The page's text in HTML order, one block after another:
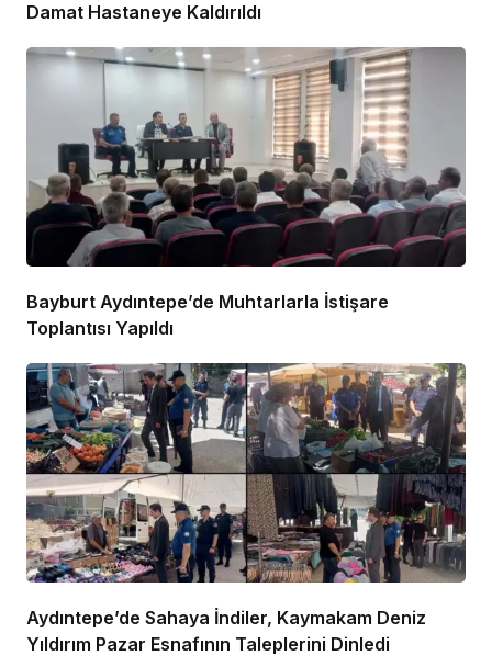
Damat Hastaneye Kaldırıldı
Bayburt Aydıntepe’de Muhtarlarla İstişare
Toplantısı Yapıldı
Aydıntepe’de Sahaya İndiler, Kaymakam Deniz
Yıldırım Pazar Esnafının Taleplerini Dinledi